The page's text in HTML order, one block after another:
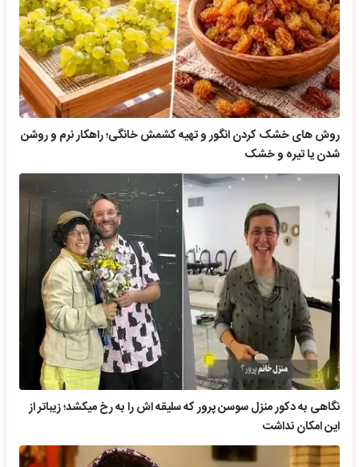
روش های خشک کردن انگور و تهیه کشمش خانگی؛ راهکار نرم و روشن
شدن یا تیره و خشک
نگاهی به دکور منزل سوسن پرور که سلیقه اش را به رخ میکشد؛ زیباتر از
این امکان نداشت